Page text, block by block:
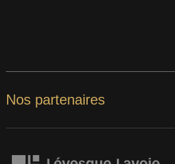
Nos partenaires